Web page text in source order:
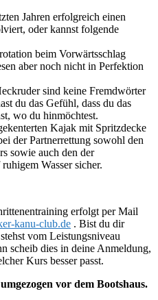
Jahren erfolgreich einen
oder kannst folgende
beim Vorwärtsschlag
aber noch nicht in Perfektion
sind keine Fremdwörter
du das Gefühl, dass du das
wo du hinmöchtest.
Kajak mit Spritzdecke
der Partnerrettung sowohl den
sowie auch den der
Wasser sicher.
erfolgt per Mail
kanu-club.de . Bist du dir
vom Leistungsniveau
scheib dies in deine Anmeldung,
Kurs besser passt.
vor dem Bootshaus.